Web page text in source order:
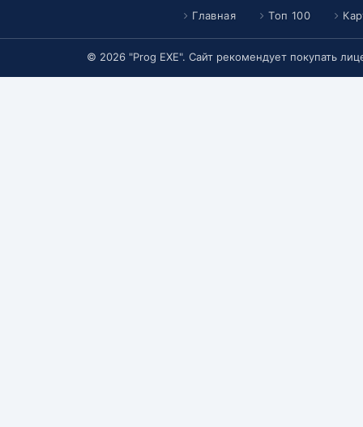
Главная Топ 100
© 2026 "Prog EXE". Сайт рекомендует покупать